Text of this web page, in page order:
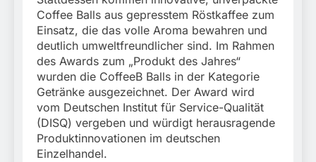
Coffee Balls aus gepresstem Röstkaffee zum
Einsatz, die das volle Aroma bewahren und
deutlich umweltfreundlicher sind. Im Rahmen
des Awards zum „Produkt des Jahres“
wurden die CoffeeB Balls in der Kategorie
Getränke ausgezeichnet. Der Award wird
vom Deutschen Institut für Service-Qualität
(DISQ) vergeben und würdigt herausragende
Produktinnovationen im deutschen
Einzelhandel.